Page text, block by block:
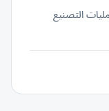
التصنيع